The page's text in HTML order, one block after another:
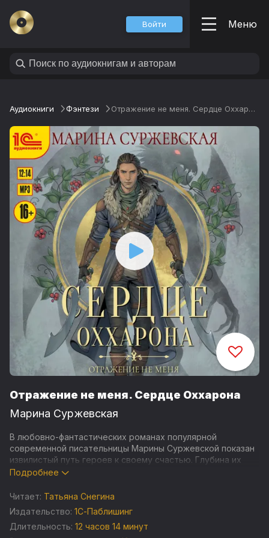
Войти Меню
Аудиокниги Фэнтези Отражение не меня. Сердце Оххарона
Отражение не меня. Сердце Оххарона
Марина Суржевская
В любовно-фантастических романах популярной
современной писательницы Марины Суржевской показан
извилистый путь героев к своему счастью. Глубина их
чувств поражает воображение, а финал каждой книги
В цикле «Отражение не меня» рассказывается о том, как
пересекаются два мира. И это пересечение может
привести к трагическому исходу — гибели того мира,
Подробнее
Читает: Татьяна Снегина
Издательство: 1С-Паблишинг
Длительность: 12 часов 14 минут